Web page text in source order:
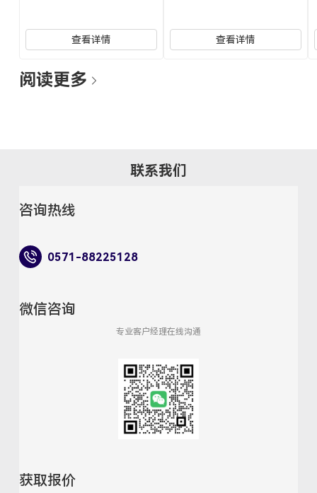
查看详情 查看详情
阅读更多
联系我们
咨询热线
0571-88225128
微信咨询
专业客户经理在线沟通
获取报价